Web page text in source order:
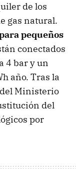
de los
gas natural.
pequeños
conectados
4 bar y un
año. Tras la
Ministerio
del
por